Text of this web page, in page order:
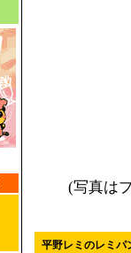
(写真は
平野レミのレミ